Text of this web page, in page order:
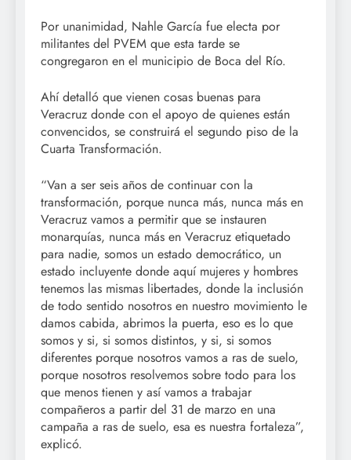
Por unanimidad, Nahle García fue electa por
militantes del PVEM que esta tarde se
congregaron en el municipio de Boca del Río.
Ahí detalló que vienen cosas buenas para
Veracruz donde con el apoyo de quienes están
convencidos, se construirá el segundo piso de la
Cuarta Transformación.
“Van a ser seis años de continuar con la
transformación, porque nunca más, nunca más en
Veracruz vamos a permitir que se instauren
monarquías, nunca más en Veracruz etiquetado
para nadie, somos un estado democrático, un
estado incluyente donde aquí mujeres y hombres
tenemos las mismas libertades, donde la inclusión
de todo sentido nosotros en nuestro movimiento le
damos cabida, abrimos la puerta, eso es lo que
somos y si, si somos distintos, y si, si somos
diferentes porque nosotros vamos a ras de suelo,
porque nosotros resolvemos sobre todo para los
que menos tienen y así vamos a trabajar
compañeros a partir del 31 de marzo en una
campaña a ras de suelo, esa es nuestra fortaleza”,
explicó.